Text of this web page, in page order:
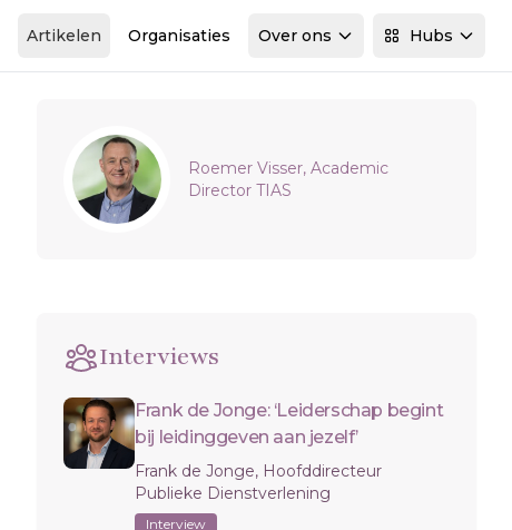
Artikelen Organisaties Over ons Hubs
Sidebar
Roemer Visser, Academic
Director TIAS
Interviews
Frank de Jonge: ‘Leiderschap begint
bij leidinggeven aan jezelf’
Frank de Jonge, Hoofddirecteur
Publieke Dienstverlening
Interview